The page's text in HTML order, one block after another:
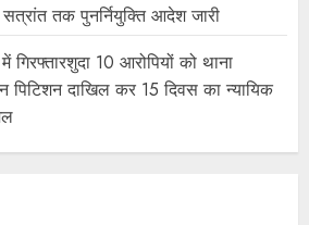
सत्रांत तक पुनर्नियुक्ति आदेश जारी
10 आरोपियों को थाना
पिटिशन दाखिल कर 15 दिवस का न्यायिक